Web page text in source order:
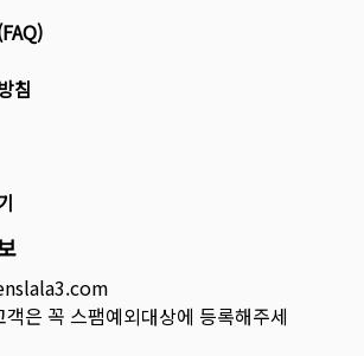
침
은 꼭 스팸예외대상에 등록해주세